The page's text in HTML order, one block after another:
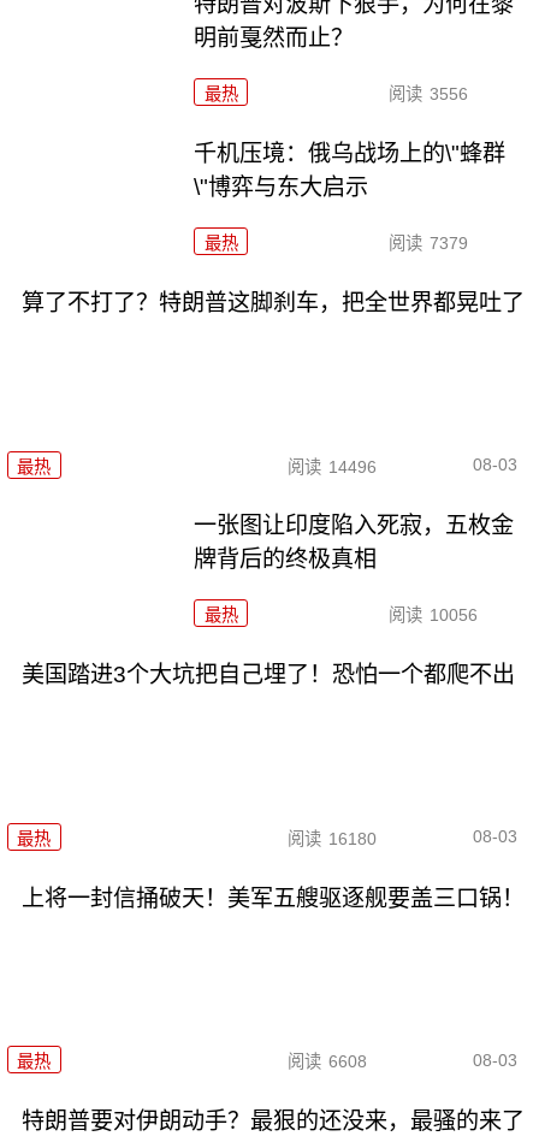
明前戛然而止？
最热 阅读 3556
千机压境：俄乌战场上的\"蜂群
\"博弈与东大启示
最热 阅读 7379
算了不打了？特朗普这脚刹车，把全世界都晃吐了
最热 阅读 14496 08-03
一张图让印度陷入死寂，五枚金
牌背后的终极真相
最热 阅读 10056
美国踏进3个大坑把自己埋了！恐怕一个都爬不出
最热 阅读 16180 08-03
上将一封信捅破天！美军五艘驱逐舰要盖三口锅！
最热 阅读 6608 08-03
特朗普要对伊朗动手？最狠的还没来，最骚的来了